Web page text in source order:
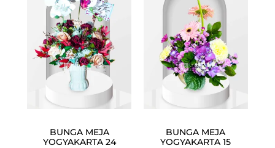
BUNGA MEJA
YOGYAKARTA 24
BUNGA MEJA
YOGYAKARTA 15